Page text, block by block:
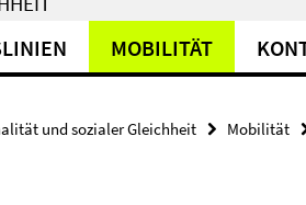
MOBILITÄT
und sozialer Gleichheit Mobilität